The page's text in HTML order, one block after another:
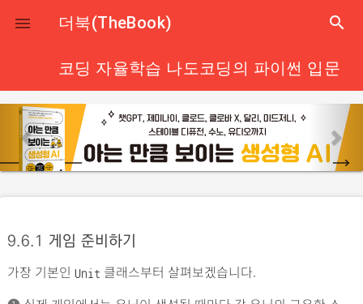
close
 더북(TheBook) search
코딩 자율학습 나도코딩의 파이썬 입문
p
r
e
u
s
e
x
9.6.1 게임 준비하기
가장 기본인 Unit 클래스부터 살펴보겠습니다.